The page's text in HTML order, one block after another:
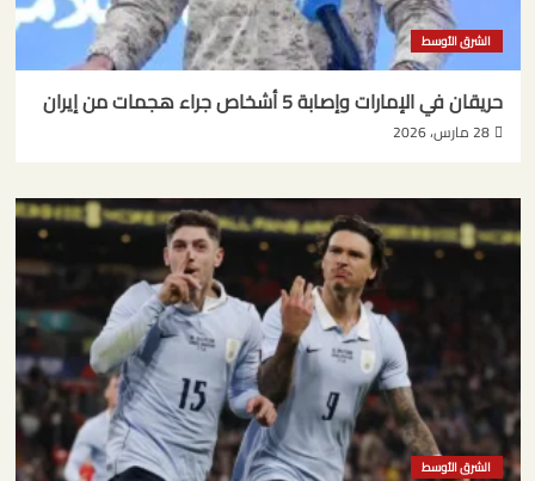
الشرق الأوسط
حريقان في الإمارات وإصابة 5 أشخاص جراء هجمات من إيران
28 مارس، 2026
الشرق الأوسط